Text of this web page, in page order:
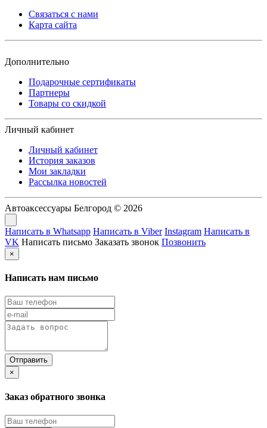
Связаться с нами
Карта сайта
Дополнительно
Подарочные сертификаты
Партнеры
Товары со скидкой
Личный кабинет
Личный кабинет
История заказов
Мои закладки
Рассылка новостей
Автоаксессуары Белгород © 2026
Написать в Whatsapp Написать в Viber Instagram Написать в
VK Написать письмо Заказать звонок Позвонить
×
Написать нам письмо
×
Заказ обратного звонка